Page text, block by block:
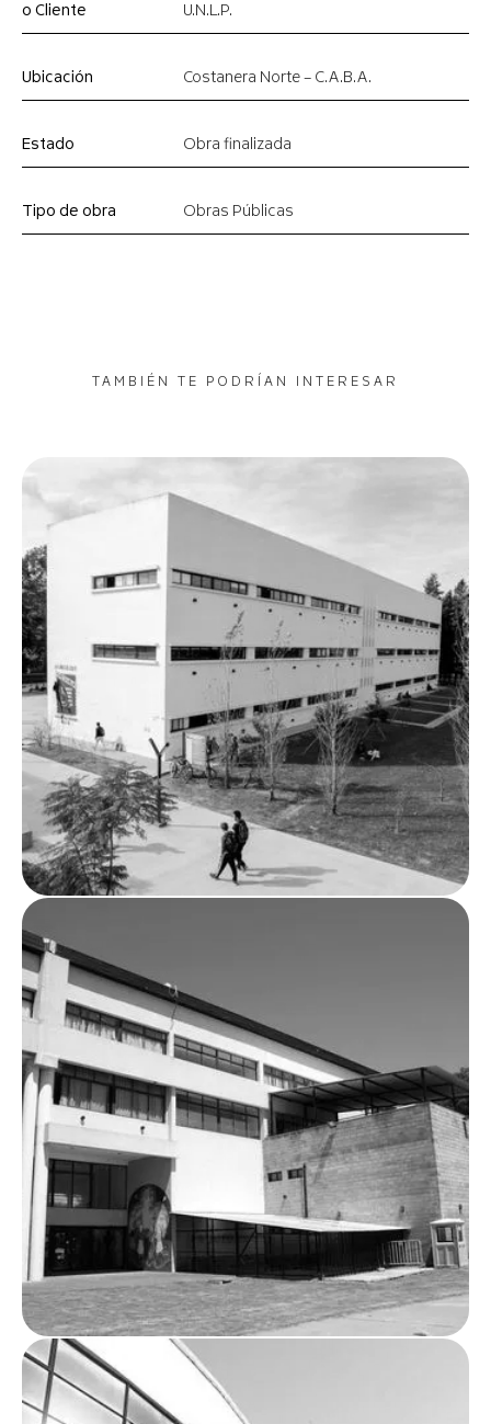
o Cliente
U.N.L.P.
Ubicación Costanera Norte – C.A.B.A.
Estado Obra finalizada
Tipo de obra Obras Públicas
TAMBIÉN TE PODRÍAN INTERESAR